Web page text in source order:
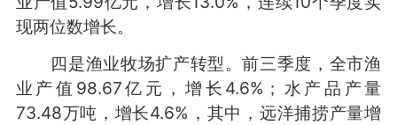
现两位数增长。
四是渔业牧场扩产转型。前三季度，全市渔
业产值98.67亿元，增长4.6%；水产品产量
73.48万吨，增长4.6%，其中，远洋捕捞产量增